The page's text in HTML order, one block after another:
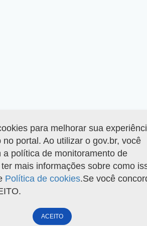
para melhorar sua
no portal. Ao utilizar o gov.br, você
a política de monitoramento de
mais informações sobre como
Política de cookies.Se você
ACEITO